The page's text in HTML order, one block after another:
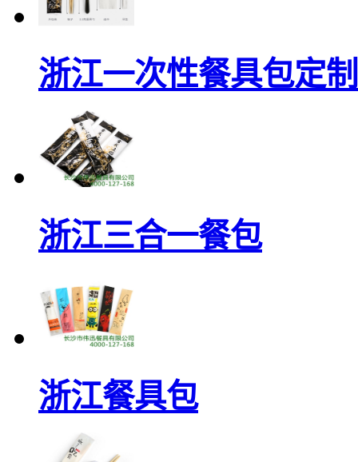
浙江一次性餐具包定制
浙江三合一餐包
浙江餐具包